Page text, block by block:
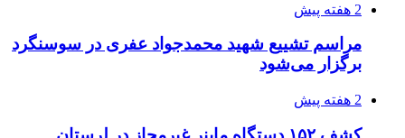
2 هفته پیش
مراسم تشییع شهید محمدجواد عفری در سوسنگرد
برگزار می‌شود
2 هفته پیش